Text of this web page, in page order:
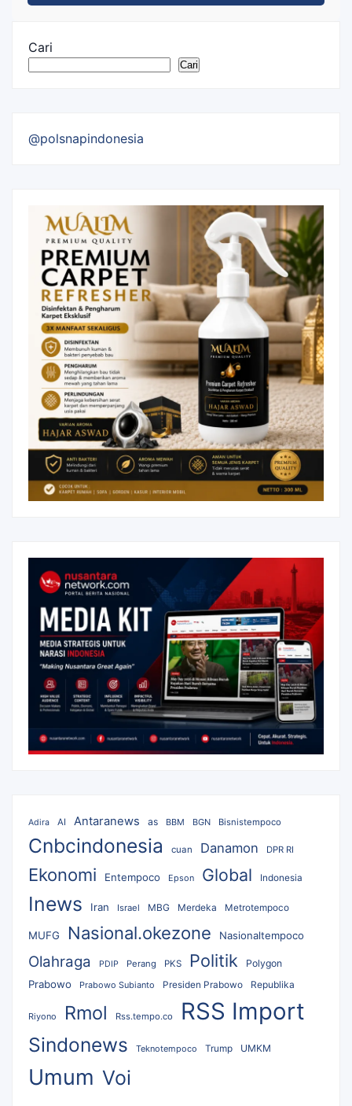
Cari
Cari
@polsnapindonesia
Adira AI Antaranews as BBM BGN Bisnistempoco
Cnbcindonesia cuan Danamon DPR RI
Ekonomi Entempoco Epson Global Indonesia
Inews Iran Israel MBG Merdeka Metrotempoco
MUFG Nasional.okezone Nasionaltempoco
Olahraga PDIP Perang PKS Politik Polygon
Prabowo Prabowo Subianto Presiden Prabowo Republika
Riyono Rmol Rss.tempo.co RSS Import
Sindonews Teknotempoco Trump UMKM
Umum Voi